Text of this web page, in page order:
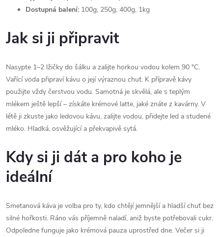
Dostupná balení: 100g, 250g, 400g, 1kg
Jak si ji připravit
Nasypte 1–2 lžičky do šálku a zalijte horkou vodou kolem 90 °C.
Vařící voda připraví kávu o její výraznou chuť. K přípravě kávy
použijte vždy čerstvou vodu. Samotná je skvělá, ale s teplým
mlékem ještě lepší – získáte krémové latte, jaké znáte z kavárny. V
létě ji zkuste jako ledovou kávu, zalijte vodou, přidejte led a studené
mléko. Hladká, osvěžující a překvapivě sytá.
Kdy si ji dát a pro koho je
ideální
Smetanová káva je volba pro ty, kdo chtějí jemnější a hladší chuť bez
silné hořkosti. Ráno vás příjemně naladí, aniž byste potřebovali cukr.
Odpoledne funguje jako krémová pauza uprostřed dne. Večer si ji